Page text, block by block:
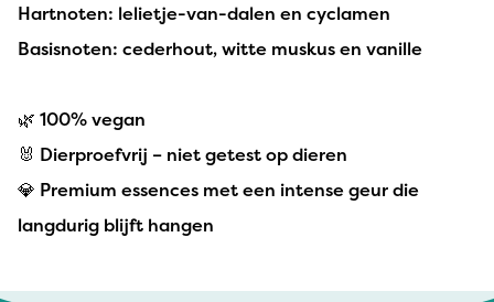
Hartnoten: lelietje-van-dalen en cyclamen
Basisnoten: cederhout, witte muskus en vanille
🌿 100% vegan
🐰 Dierproefvrij – niet getest op dieren
💎 Premium essences met een intense geur die
langdurig blijft hangen